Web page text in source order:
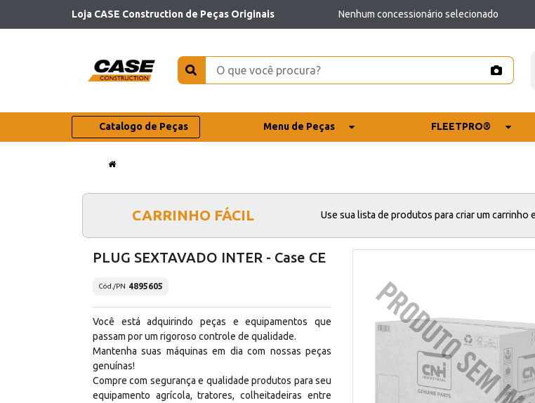
Loja CASE Construction de Peças Originais Nenhum concessionário selecionado
Catalogo de Peças Menu de Peças FLEETPRO®
CARRINHO FÁCIL Use sua lista de produtos para criar um carrinho
PLUG SEXTAVADO INTER - Case CE
Cód./PN 4895605
Você está adquirindo peças e equipamentos que
passam por um rigoroso controle de qualidade.
Mantenha suas máquinas em dia com nossas peças
genuínas!
Compre com segurança e qualidade produtos para seu
equipamento agrícola, tratores, colheitadeiras entre